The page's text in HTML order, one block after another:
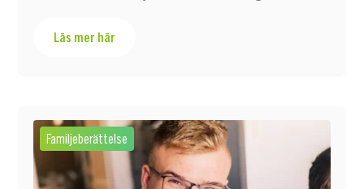
Läs mer här
Familjeberättelse